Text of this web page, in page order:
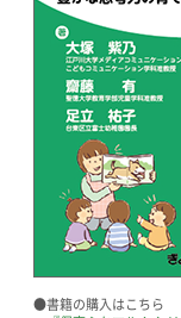
●書籍の購入はこちら